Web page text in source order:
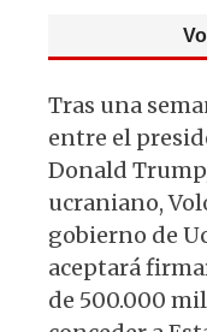
Tras una
entre el
Donald
ucraniano,
gobierno de
aceptará
de 500.000